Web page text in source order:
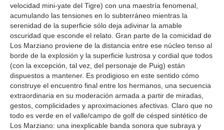
velocidad mini-yate del Tigre) con una maestría fenomenal,
acumulando las tensiones en lo subterráneo mientras la
serenidad de la superficie sólo deja adivinar la amable
oscuridad que esconde el relato. Gran parte de la comicidad de
Los Marziano proviene de la distancia entre ese núcleo tenso al
borde de la explosión y la superficie lustrosa y cordial que todos
(con la excepción, tal vez, del personaje de Puig) están
dispuestos a mantener. Es prodigioso en este sentido cómo
construye el encuentro final entre los hermanos, una secuencia
extraordinaria en su moderación armada a partir de miradas,
gestos, complicidades y aproximaciones afectivas. Claro que no
todo es verde en el valle/campo de golf de césped sintético de
Los Marziano: una inexplicable banda sonora que subraya y